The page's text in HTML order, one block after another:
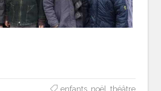
enfants, noël théâtre